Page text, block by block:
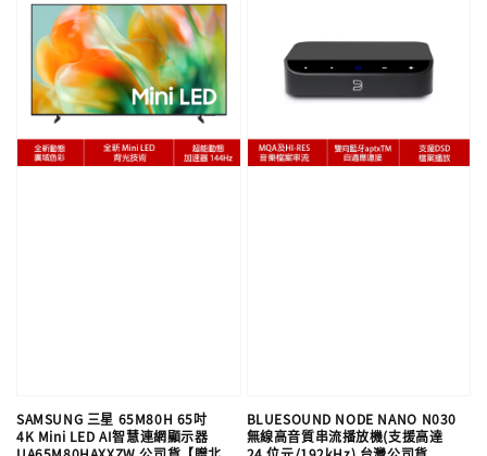
SAMSUNG 三星 65M80H 65吋
4K Mini LED AI智慧連網顯示器
BLUESOUND NODE NANO N030
無線高音質串流播放機(支援高達